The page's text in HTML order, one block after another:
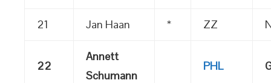
21 Jan Haan * ZZ
22
Annett
Schumann
PHL